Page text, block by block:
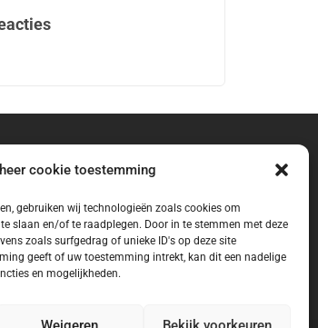
cookie toestemming
gebruiken wij technologieën zoals cookies om
slaan en/of te raadplegen. Door in te stemmen met deze
zoals surfgedrag of unieke ID's op deze site
geeft of uw toestemming intrekt, kan dit een nadelige
en mogelijkheden.